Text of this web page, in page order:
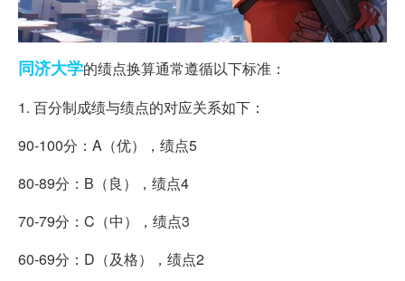
同济大学的绩点换算通常遵循以下标准：
1. 百分制成绩与绩点的对应关系如下：
90-100分：A（优），绩点5
80-89分：B（良），绩点4
70-79分：C（中），绩点3
60-69分：D（及格），绩点2